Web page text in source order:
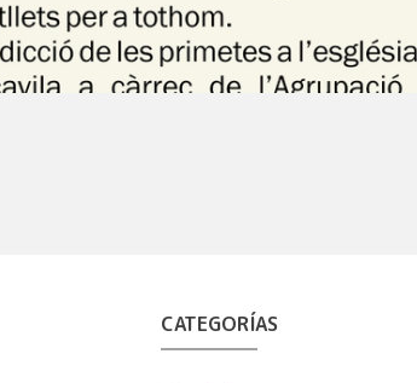
CATEGORÍAS